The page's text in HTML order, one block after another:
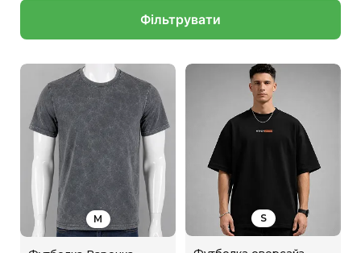
Фільтрувати
M S